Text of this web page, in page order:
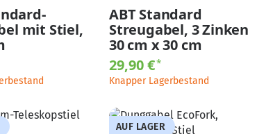
mit Stiel,
ABT Standard
Streugabel, 3 Zinken
30 cm x 30 cm
29,90 €*
Knapper Lagerbestand
AUF LAGER